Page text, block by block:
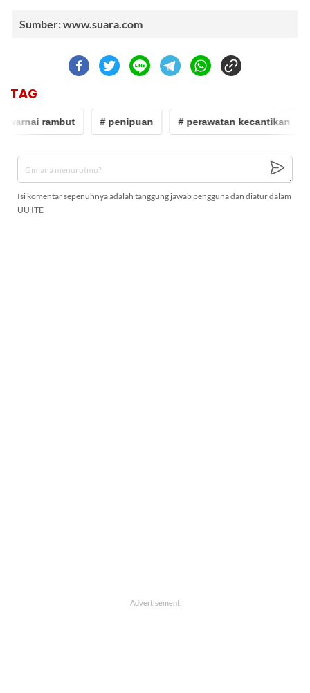
Sumber: www.suara.com
TAG
rambut # penipuan # perawatan kecantikan
Isi komentar sepenuhnya adalah tanggung jawab pengguna dan diatur dalam
UU ITE